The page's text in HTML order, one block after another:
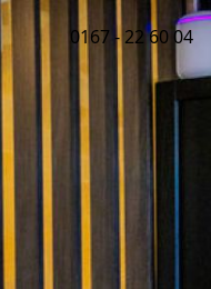
0167 - 22 60 04